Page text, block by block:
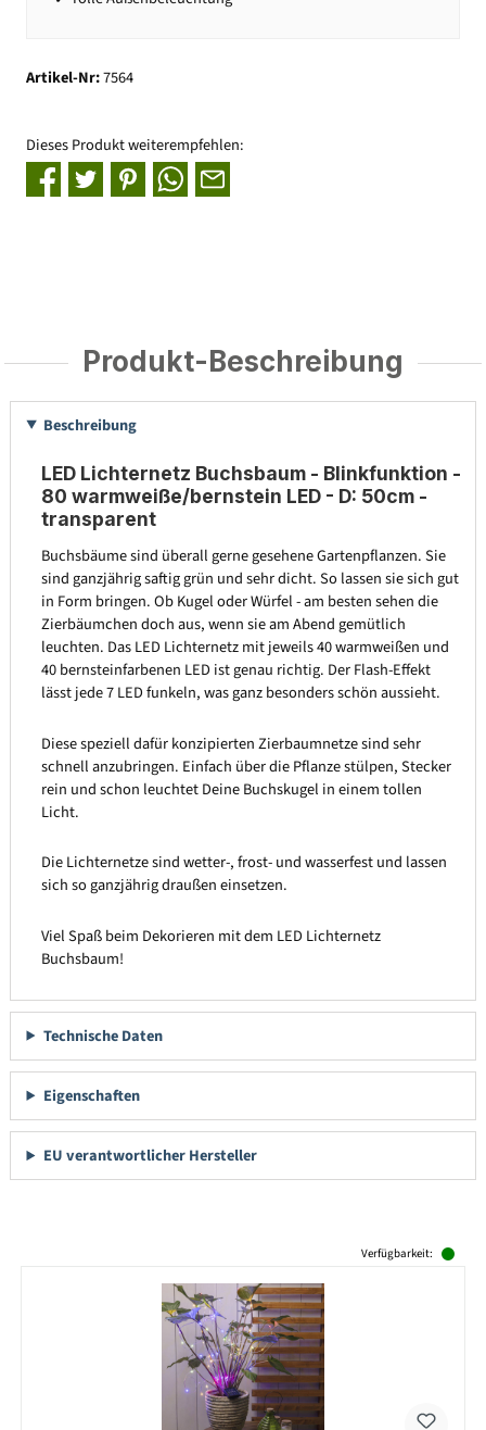
Artikel-Nr:7564
Dieses Produkt weiterempfehlen:
Produkt-Beschreibung
Beschreibung
LED Lichternetz Buchsbaum - Blinkfunktion -
80 warmweiße/bernstein LED - D: 50cm -
transparent
Buchsbäume sind überall gerne gesehene Gartenpflanzen. Sie
sind ganzjährig saftig grün und sehr dicht. So lassen sie sich gut
in Form bringen. Ob Kugel oder Würfel - am besten sehen die
Zierbäumchen doch aus, wenn sie am Abend gemütlich
leuchten. Das LED Lichternetz mit jeweils 40 warmweißen und
40 bernsteinfarbenen LED ist genau richtig. Der Flash-Effekt
lässt jede 7 LED funkeln, was ganz besonders schön aussieht.
Diese speziell dafür konzipierten Zierbaumnetze sind sehr
schnell anzubringen. Einfach über die Pflanze stülpen, Stecker
rein und schon leuchtet Deine Buchskugel in einem tollen
Licht.
Die Lichternetze sind wetter-, frost- und wasserfest und lassen
sich so ganzjährig draußen einsetzen.
Viel Spaß beim Dekorieren mit dem LED Lichternetz
Buchsbaum!
Technische Daten
Eigenschaften
EU verantwortlicher Hersteller
Verfügbarkeit: